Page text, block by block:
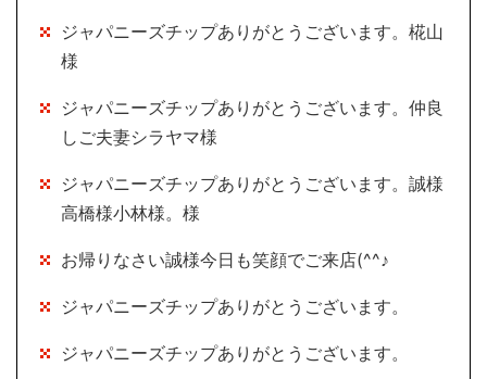
ジャパニーズチップありがとうございます。椛山
様
ジャパニーズチップありがとうございます。仲良
しご夫妻シラヤマ様
ジャパニーズチップありがとうございます。誠様
高橋様小林様。様
お帰りなさい誠様今日も笑顔でご来店(^^♪
ジャパニーズチップありがとうございます。
ジャパニーズチップありがとうございます。